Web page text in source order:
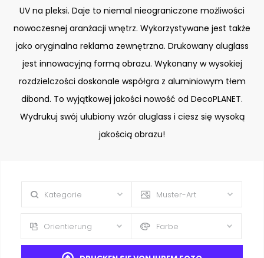
UV na pleksi. Daje to niemal nieograniczone możliwości
nowoczesnej aranżacji wnętrz. Wykorzystywane jest także
jako oryginalna reklama zewnętrzna. Drukowany aluglass
jest innowacyjną formą obrazu. Wykonany w wysokiej
rozdzielczości doskonale współgra z aluminiowym tłem
dibond. To wyjątkowej jakości nowość od DecoPLANET.
Wydrukuj swój ulubiony wzór aluglass i ciesz się wysoką
jakością obrazu!
Kategorie Muster-Art
Orientierung Farbe